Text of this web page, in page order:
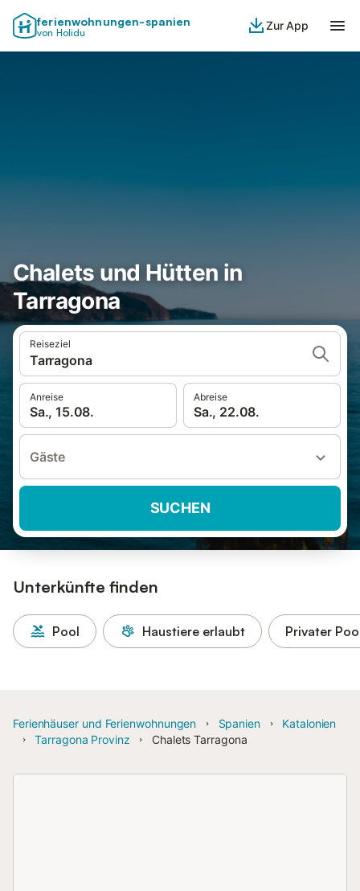
ferienwohnungen-spanien
von Holidu
Zur App
Chalets und Hütten in
Tarragona
Reiseziel
Tarragona
Anreise
Sa., 15.08.
Abreise
Sa., 22.08.
Gäste
SUCHEN
Unterkünfte finden
Pool Haustiere erlaubt Privater
Ferienhäuser und Ferienwohnungen Spanien
Katalonien
Tarragona Provinz
Chalets Tarragona